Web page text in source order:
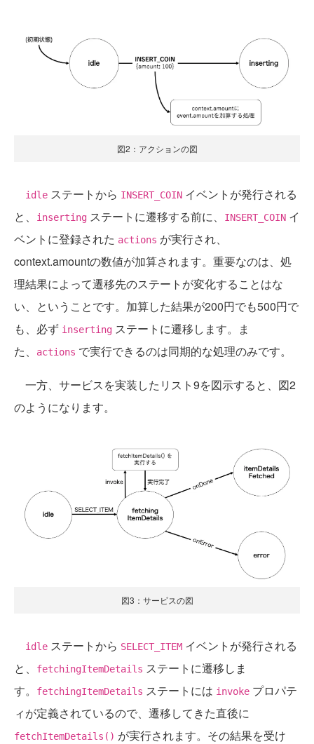
図2：アクションの図
idle ステートから INSERT_COIN イベントが発行される
と、
inserting ステートに遷移する前に、 INSERT_COIN イ
ベントに登録された actions が実行され、
context.amountの数値が加算されます。重要なのは、処
理結果によって遷移先のステートが変化することはな
い、ということです。加算した結果が200円でも500円で
も、必ず inserting ステートに遷移します。ま
た、
actions で実行できるのは同期的な処理のみです。
一方、サービスを実装したリスト9を図示すると、図2
のようになります。
図3：サービスの図
idle ステートから SELECT_ITEM イベントが発行される
と、
fetchingItemDetails ステートに遷移しま
す。
fetchingItemDetails ステートには invoke プロパテ
ィが定義されているので、遷移してきた直後に
fetchItemDetails() が実行されます。その結果を受け